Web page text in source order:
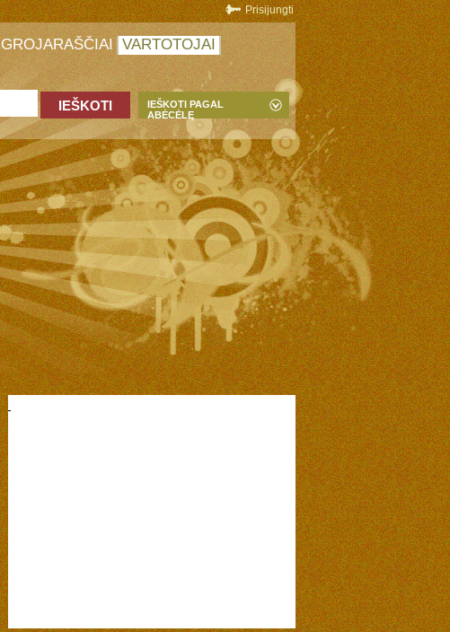
Prisijungti
GROJARAŠČIAI VARTOTOJAI
IEŠKOTI PAGAL
ABĖCĖLĘ